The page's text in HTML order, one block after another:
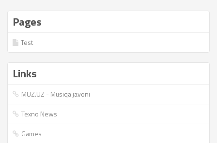
Pages
Test
Links
MUZ.UZ - Musiqa javoni
Texno News
Games